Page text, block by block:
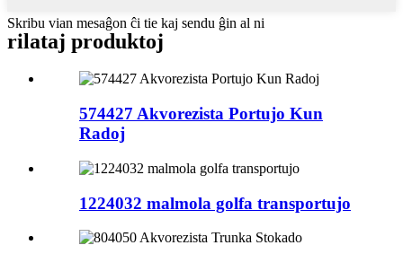
Skribu vian mesaĝon ĉi tie kaj sendu ĝin al ni
rilataj produktoj
574427 Akvorezista Portujo Kun
Radoj
1224032 malmola golfa transportujo